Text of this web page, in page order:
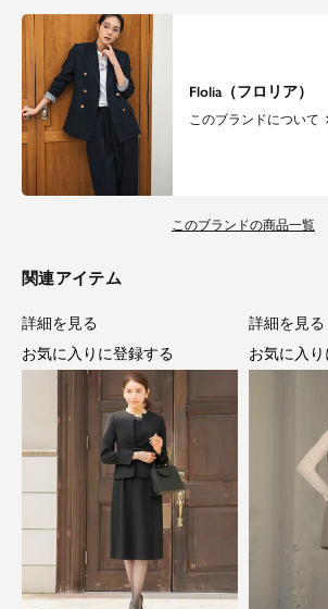
Flolia（フロリア）
このブランドについて
このブランドの商品一覧
関連アイテム
詳細を見る
お気に入りに登録する
詳細を見る
お気に入